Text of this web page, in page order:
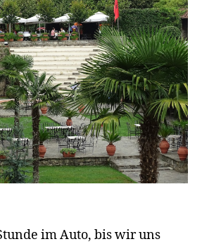
im Auto, bis wir uns